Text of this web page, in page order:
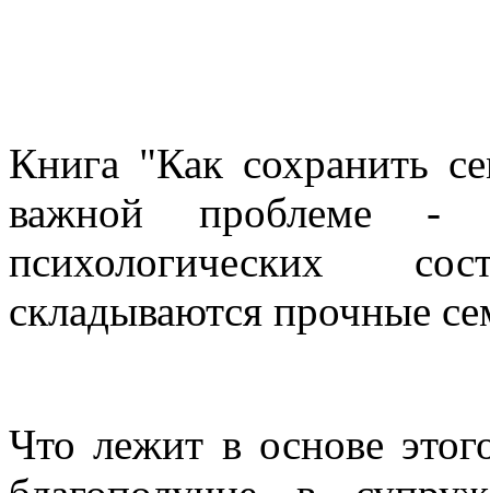
Книга "Как сохранить
важной проблеме -
психологических
складываются прочные
Что лежит в основе